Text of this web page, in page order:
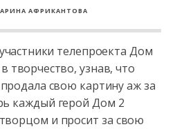
АФРИКАНТОВА
телепроекта Дом
творчество, узнав, что
свою картину аж за
каждый герой Дом 2
творцом и просит за свою